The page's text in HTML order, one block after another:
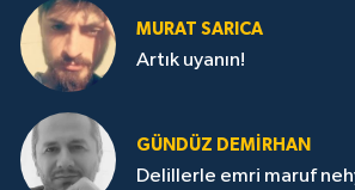
MURAT SARICA
Artık uyanın!
GÜNDÜZ DEMIRHAN
Delillerle emri maruf